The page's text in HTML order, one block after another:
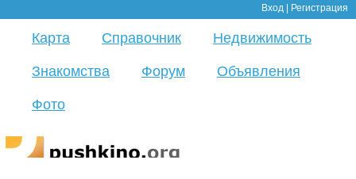
Вход Регистрация
Карта Справочник Недвижимость
Знакомства Форум Объявления
Фото